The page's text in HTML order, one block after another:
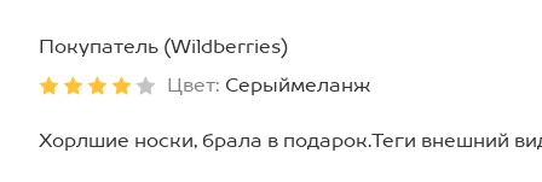
Покупатель (Wildberries)
Цвет: Серыймеланж
Хорлшие носки, брала в подарок.Теги внешний